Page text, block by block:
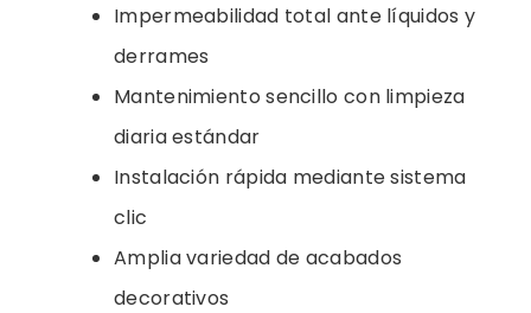
Impermeabilidad total ante líquidos y
derrames
Mantenimiento sencillo con limpieza
diaria estándar
Instalación rápida mediante sistema
clic
Amplia variedad de acabados
decorativos